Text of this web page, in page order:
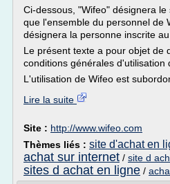
Ci-dessous, "Wifeo" désignera
que l'ensemble du personnel de
désignera la personne inscrite
Le présent texte a pour objet de
conditions générales d'utilisation
L'utilisation de Wifeo est
Lire la suite
Site : http://www.wifeo.com
Thèmes liés : site d'achat en
achat sur internet / site d
sites d achat en ligne /